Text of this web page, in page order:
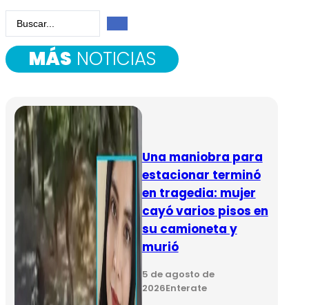
Search
MÁS NOTICIAS
Una maniobra para
estacionar terminó
en tragedia: mujer
cayó varios pisos en
su camioneta y
murió
5 de agosto de
2026Enterate